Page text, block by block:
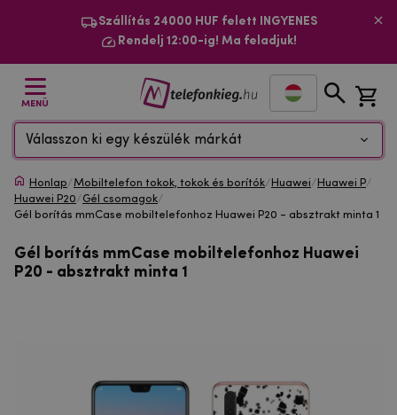
Szállítás 24000 HUF felett INGYENES
Rendelj 12:00-ig! Ma feladjuk!
MENÜ
Válasszon ki egy készülék márkát
Honlap/Mobiltelefon tokok, tokok és borítók/ Huawei/ Huawei P/
Huawei P20/Gél csomagok/
Gél borítás mmCase mobiltelefonhoz Huawei P20 - absztrakt minta 1
Gél borítás mmCase mobiltelefonhoz Huawei
P20 - absztrakt minta 1